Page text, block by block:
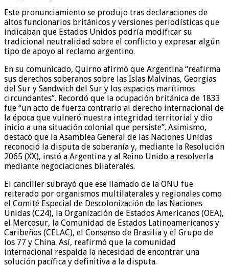
Este pronunciamiento se produjo tras declaraciones de
altos funcionarios británicos y versiones periodísticas que
indicaban que Estados Unidos podría modificar su
tradicional neutralidad sobre el conflicto y expresar algún
tipo de apoyo al reclamo argentino.
En su comunicado, Quirno afirmó que Argentina “reafirma
sus derechos soberanos sobre las Islas Malvinas, Georgias
del Sur y Sandwich del Sur y los espacios marítimos
circundantes”. Recordó que la ocupación británica de 1833
fue “un acto de fuerza contrario al derecho internacional de
la época que vulneró nuestra integridad territorial y dio
inicio a una situación colonial que persiste”. Asimismo,
destacó que la Asamblea General de las Naciones Unidas
reconoció la disputa de soberanía y, mediante la Resolución
2065 (XX), instó a Argentina y al Reino Unido a resolverla
mediante negociaciones bilaterales.
El canciller subrayó que ese llamado de la ONU fue
reiterado por organismos multilaterales y regionales como
el Comité Especial de Descolonización de las Naciones
Unidas (C24), la Organización de Estados Americanos (OEA),
el Mercosur, la Comunidad de Estados Latinoamericanos y
Caribeños (CELAC), el Consenso de Brasilia y el Grupo de
los 77 y China. Así, reafirmó que la comunidad
internacional respalda la necesidad de encontrar una
solución pacífica y definitiva a la disputa.